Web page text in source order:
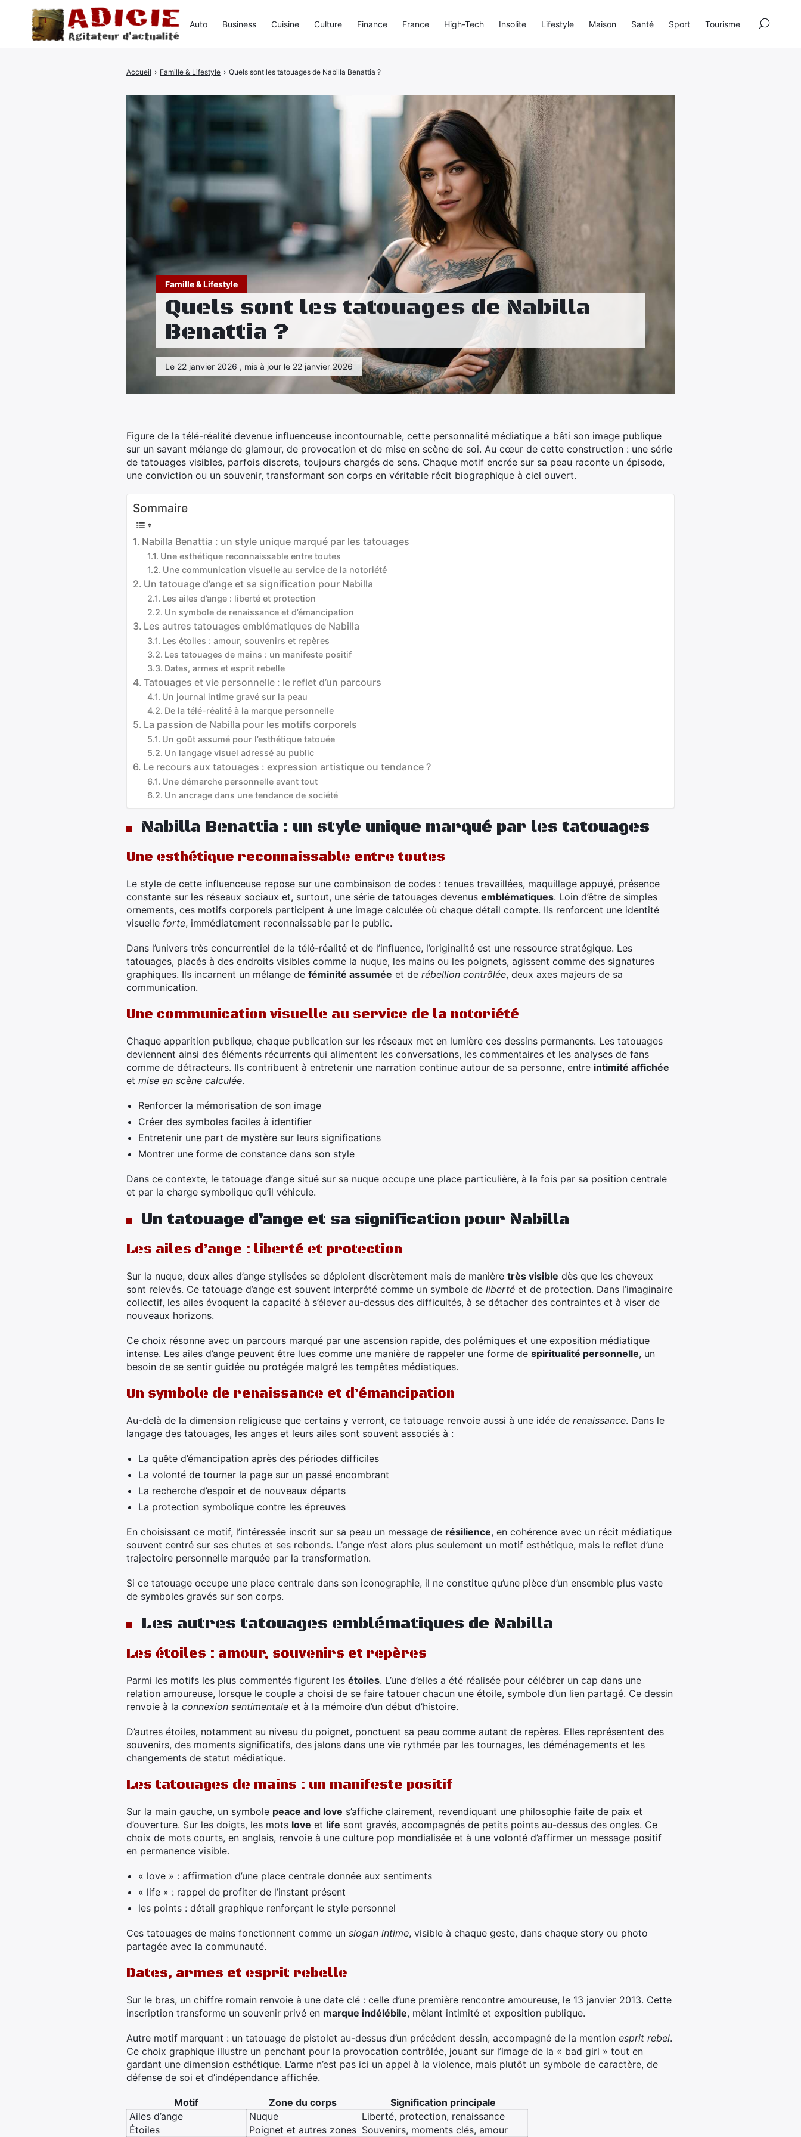
Famille & Lifestyle
Quels sont les tatouages de Nabilla
Benattia ?
Le 22 janvier 2026 , mis à jour le 22 janvier 2026
Accueil › Famille & Lifestyle › Quels sont les tatouages de Nabilla Benattia ?
Figure de la télé-réalité devenue influenceuse incontournable, cette personnalité médiatique a bâti son image publique
sur un savant mélange de glamour, de provocation et de mise en scène de soi. Au cœur de cette construction : une série
de tatouages visibles, parfois discrets, toujours chargés de sens. Chaque motif encrée sur sa peau raconte un épisode,
une conviction ou un souvenir, transformant son corps en véritable récit biographique à ciel ouvert.
Sommaire
Nabilla Benattia : un style unique marqué par les tatouages
Une esthétique reconnaissable entre toutes
Une communication visuelle au service de la notoriété
Un tatouage d’ange et sa signification pour Nabilla
Les ailes d’ange : liberté et protection
Un symbole de renaissance et d’émancipation
Les autres tatouages emblématiques de Nabilla
Les étoiles : amour, souvenirs et repères
Les tatouages de mains : un manifeste positif
Dates, armes et esprit rebelle
Tatouages et vie personnelle : le reflet d’un parcours
Un journal intime gravé sur la peau
De la télé-réalité à la marque personnelle
La passion de Nabilla pour les motifs corporels
Un goût assumé pour l’esthétique tatouée
Un langage visuel adressé au public
Le recours aux tatouages : expression artistique ou tendance ?
Une démarche personnelle avant tout
Un ancrage dans une tendance de société
Nabilla Benattia : un style unique marqué par les tatouages
Une esthétique reconnaissable entre toutes
Le style de cette influenceuse repose sur une combinaison de codes : tenues travaillées, maquillage appuyé, présence
constante sur les réseaux sociaux et, surtout, une série de tatouages devenus emblématiques. Loin d’être de simples
ornements, ces motifs corporels participent à une image calculée où chaque détail compte. Ils renforcent une identité
visuelle forte, immédiatement reconnaissable par le public.
Dans l’univers très concurrentiel de la télé-réalité et de l’influence, l’originalité est une ressource stratégique. Les
tatouages, placés à des endroits visibles comme la nuque, les mains ou les poignets, agissent comme des signatures
graphiques. Ils incarnent un mélange de féminité assumée et de rébellion contrôlée, deux axes majeurs de sa
communication.
Une communication visuelle au service de la notoriété
Chaque apparition publique, chaque publication sur les réseaux met en lumière ces dessins permanents. Les tatouages
deviennent ainsi des éléments récurrents qui alimentent les conversations, les commentaires et les analyses de fans
comme de détracteurs. Ils contribuent à entretenir une narration continue autour de sa personne, entre intimité affichée
et mise en scène calculée.
Renforcer la mémorisation de son image
Créer des symboles faciles à identifier
Entretenir une part de mystère sur leurs significations
Montrer une forme de constance dans son style
Dans ce contexte, le tatouage d’ange situé sur sa nuque occupe une place particulière, à la fois par sa position centrale
et par la charge symbolique qu’il véhicule.
Un tatouage d’ange et sa signification pour Nabilla
Les ailes d’ange : liberté et protection
Sur la nuque, deux ailes d’ange stylisées se déploient discrètement mais de manière très visible dès que les cheveux
sont relevés. Ce tatouage d’ange est souvent interprété comme un symbole de liberté et de protection. Dans l’imaginaire
collectif, les ailes évoquent la capacité à s’élever au-dessus des difficultés, à se détacher des contraintes et à viser de
nouveaux horizons.
Ce choix résonne avec un parcours marqué par une ascension rapide, des polémiques et une exposition médiatique
intense. Les ailes d’ange peuvent être lues comme une manière de rappeler une forme de spiritualité personnelle, un
besoin de se sentir guidée ou protégée malgré les tempêtes médiatiques.
Un symbole de renaissance et d’émancipation
Au-delà de la dimension religieuse que certains y verront, ce tatouage renvoie aussi à une idée de renaissance. Dans le
langage des tatouages, les anges et leurs ailes sont souvent associés à :
La quête d’émancipation après des périodes difficiles
La volonté de tourner la page sur un passé encombrant
La recherche d’espoir et de nouveaux départs
La protection symbolique contre les épreuves
En choisissant ce motif, l’intéressée inscrit sur sa peau un message de résilience, en cohérence avec un récit médiatique
souvent centré sur ses chutes et ses rebonds. L’ange n’est alors plus seulement un motif esthétique, mais le reflet d’une
trajectoire personnelle marquée par la transformation.
Si ce tatouage occupe une place centrale dans son iconographie, il ne constitue qu’une pièce d’un ensemble plus vaste
de symboles gravés sur son corps.
Les autres tatouages emblématiques de Nabilla
Les étoiles : amour, souvenirs et repères
Parmi les motifs les plus commentés figurent les étoiles. L’une d’elles a été réalisée pour célébrer un cap dans une
relation amoureuse, lorsque le couple a choisi de se faire tatouer chacun une étoile, symbole d’un lien partagé. Ce dessin
renvoie à la connexion sentimentale et à la mémoire d’un début d’histoire.
D’autres étoiles, notamment au niveau du poignet, ponctuent sa peau comme autant de repères. Elles représentent des
souvenirs, des moments significatifs, des jalons dans une vie rythmée par les tournages, les déménagements et les
changements de statut médiatique.
Les tatouages de mains : un manifeste positif
Sur la main gauche, un symbole peace and love s’affiche clairement, revendiquant une philosophie faite de paix et
d’ouverture. Sur les doigts, les mots love et life sont gravés, accompagnés de petits points au-dessus des ongles. Ce
choix de mots courts, en anglais, renvoie à une culture pop mondialisée et à une volonté d’affirmer un message positif
en permanence visible.
« love » : affirmation d’une place centrale donnée aux sentiments
« life » : rappel de profiter de l’instant présent
les points : détail graphique renforçant le style personnel
Ces tatouages de mains fonctionnent comme un slogan intime, visible à chaque geste, dans chaque story ou photo
partagée avec la communauté.
Dates, armes et esprit rebelle
Sur le bras, un chiffre romain renvoie à une date clé : celle d’une première rencontre amoureuse, le 13 janvier 2013. Cette
inscription transforme un souvenir privé en marque indélébile, mêlant intimité et exposition publique.
Autre motif marquant : un tatouage de pistolet au-dessus d’un précédent dessin, accompagné de la mention esprit rebel.
Ce choix graphique illustre un penchant pour la provocation contrôlée, jouant sur l’image de la « bad girl » tout en
gardant une dimension esthétique. L’arme n’est pas ici un appel à la violence, mais plutôt un symbole de caractère, de
défense de soi et d’indépendance affichée.
Motif Zone du corps
Signification principale
Ailes d’ange
Nuque
Liberté, protection, renaissance
Étoiles
Poignet et autres zones Souvenirs, moments clés, amour
Auto Business Cuisine Culture Finance France High-Tech Insolite Lifestyle Maison Santé Sport Tourisme
Rechercher